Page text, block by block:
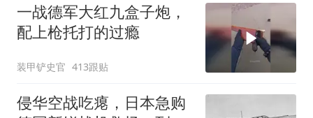
一战德军大红九盒子炮，
配上枪托打的过瘾
装甲铲史官 413跟贴
侵华空战吃瘪，日本急购